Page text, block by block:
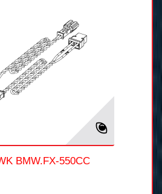
BMW.FX-550CC